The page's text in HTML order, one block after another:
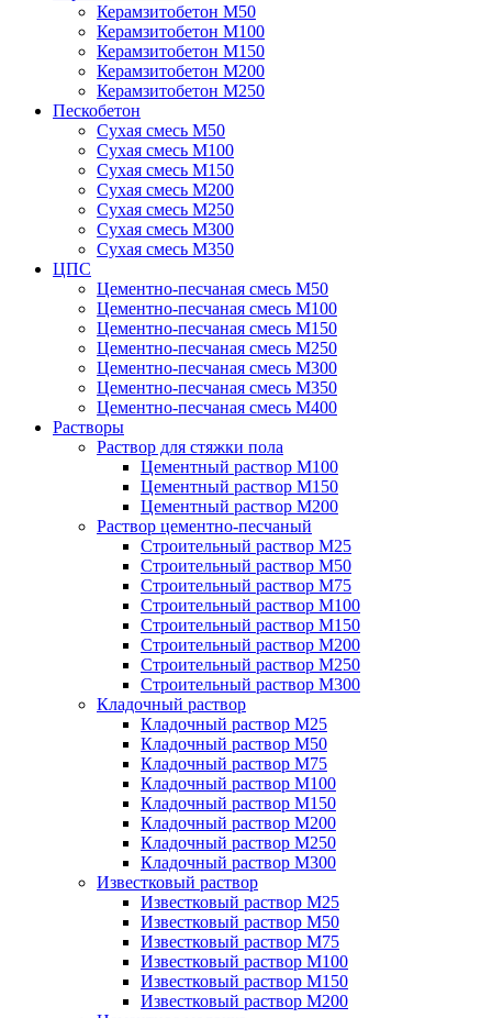
Керамзитобетон М50
Керамзитобетон М100
Керамзитобетон М150
Керамзитобетон М200
Керамзитобетон М250
Пескобетон
Сухая смесь М50
Сухая смесь М100
Сухая смесь М150
Сухая смесь М200
Сухая смесь М250
Сухая смесь М300
Сухая смесь М350
ЦПС
Цементно-песчаная смесь М50
Цементно-песчаная смесь М100
Цементно-песчаная смесь М150
Цементно-песчаная смесь М250
Цементно-песчаная смесь М300
Цементно-песчаная смесь М350
Цементно-песчаная смесь М400
Растворы
Раствор для стяжки пола
Цементный раствор М100
Цементный раствор М150
Цементный раствор М200
Раствор цементно-песчаный
Строительный раствор М25
Строительный раствор М50
Строительный раствор М75
Строительный раствор М100
Строительный раствор М150
Строительный раствор М200
Строительный раствор М250
Строительный раствор М300
Кладочный раствор
Кладочный раствор М25
Кладочный раствор М50
Кладочный раствор М75
Кладочный раствор М100
Кладочный раствор М150
Кладочный раствор М200
Кладочный раствор М250
Кладочный раствор М300
Известковый раствор
Известковый раствор М25
Известковый раствор М50
Известковый раствор М75
Известковый раствор М100
Известковый раствор М150
Известковый раствор М200